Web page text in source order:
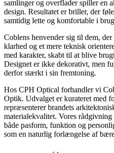
samlinger og overflader spiller en
design. Resultatet er briller, der
samtidig lette og komfortable i
Coblens henvender sig til dem,
klarhed og et mere teknisk
med karakter, skabt til at blive
Designet er ikke dekorativt, men
derfor stærkt i sin fremtoning.
Hos CPH Optical forhandler vi
Optik. Udvalget er kurateret med
repræsenterer brandets
materialekvalitet. Vores
både pasform, funktion og
som en naturlig forlængelse af